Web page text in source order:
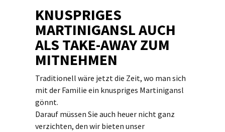
KNUSPRIGES
MARTINIGANSL AUCH
ALS TAKE-AWAY ZUM
MITNEHMEN
Traditionell wäre jetzt die Zeit, wo man sich
mit der Familie ein knuspriges Martinigansl
gönnt.
Darauf müssen Sie auch heuer nicht ganz
verzichten, den wir bieten unser